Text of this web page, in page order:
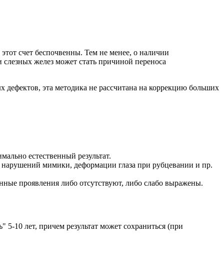
счет беспочвенны. Тем не менее, о наличии
желез может стать причиной переноса
эта методика не рассчитана на коррекцию больших
естественный результат.
мимики, деформации глаза при рубцевании и пр.
проявления либо отсутствуют, либо слабо выражены.
10 лет, причем результат может сохраниться (при